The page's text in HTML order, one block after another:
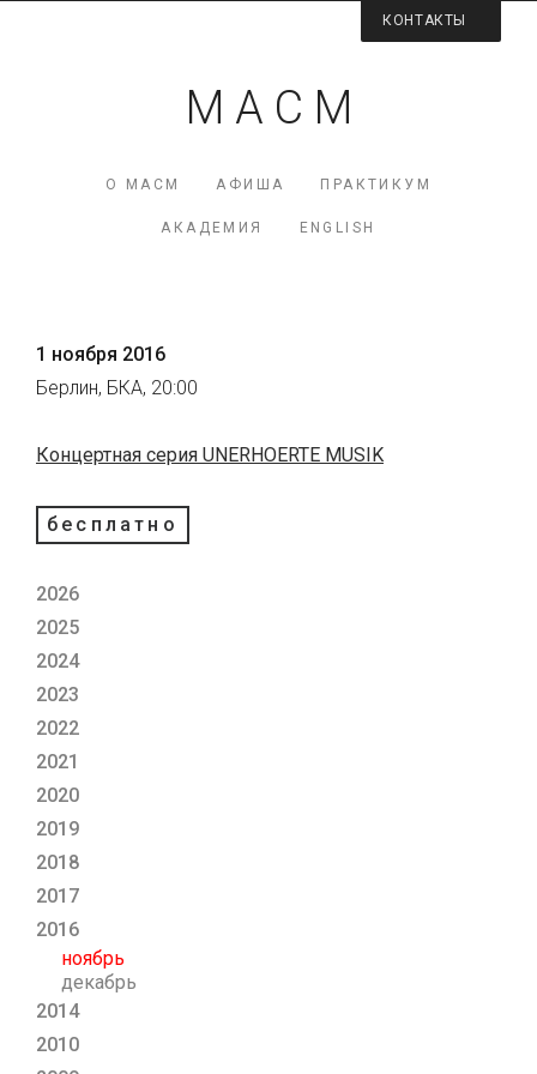
КОНТАКТЫ
М А С М
О МАСМ АФИША ПРАКТИКУМ
АКАДЕМИЯ ENGLISH
1 ноября 2016
Берлин, БКА, 20:00
Концертная серия UNERHOERTE MUSIK
бесплатно
2026
2025
2024
2023
2022
2021
2020
2019
2018
2017
2016
ноябрь
декабрь
2014
2010